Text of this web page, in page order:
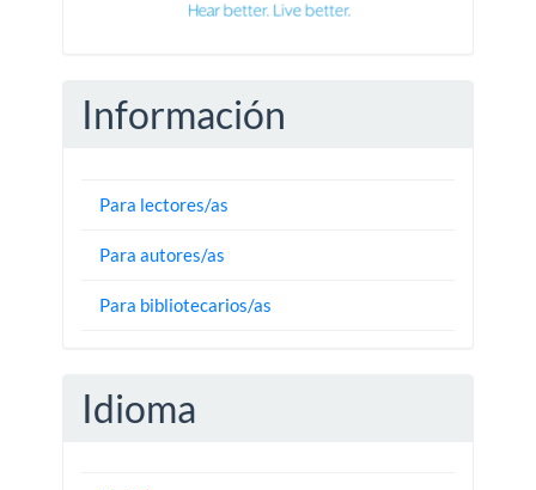
Información
Para lectores/as
Para autores/as
Para bibliotecarios/as
Idioma